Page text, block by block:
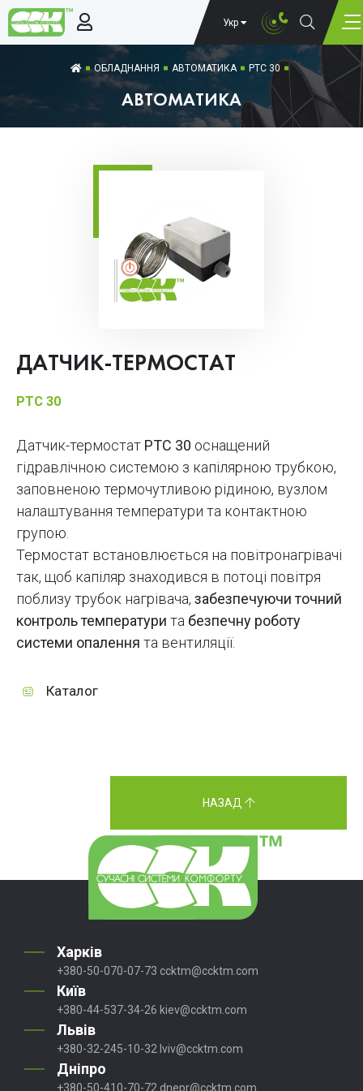
Укр
ОБЛАДНАННЯ АВТОМАТИКА PTC 30
АВТОМАТИКА
ДАТЧИК-ТЕРМОСТАТ
PTC 30
Датчик-термостат PTC 30 оснащений
гідравлічною системою з капілярною трубкою,
заповненою термочутливою рідиною, вузлом
налаштування температури та контактною
групою.
Термостат встановлюється на повітронагрівачі
так, щоб капіляр знаходився в потоці повітря
поблизу трубок нагрівача, забезпечуючи точний
контроль температури та безпечну роботу
системи опалення та вентиляції.
Каталог
НАЗАД
Харків
+380-50-070-07-73 ccktm@ccktm.com
Київ
+380-44-537-34-26 kiev@ccktm.com
Львів
+380-32-245-10-32 lviv@ccktm.com
Дніпро
+380-50-410-70-72 dnepr@ccktm.com